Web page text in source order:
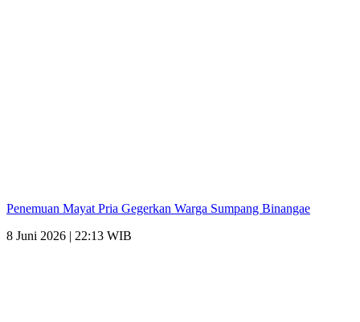
Penemuan Mayat Pria Gegerkan Warga Sumpang Binangae
8 Juni 2026 | 22:13 WIB